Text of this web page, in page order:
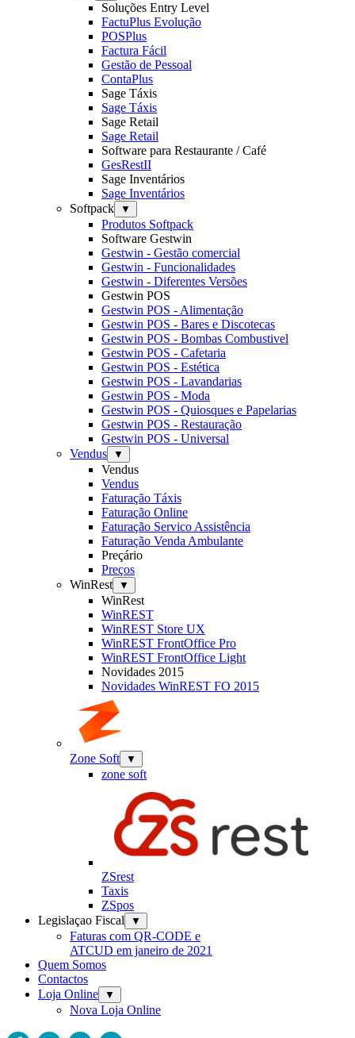
Soluções Entry Level
FactuPlus Evolução
POSPlus
Factura Fácil
Gestão de Pessoal
ContaPlus
Sage Táxis
Sage Táxis
Sage Retail
Sage Retail
Software para Restaurante / Café
GesRestII
Sage Inventários
Sage Inventários
Softpack
▼
Produtos Softpack
Software Gestwin
Gestwin - Gestão comercial
Gestwin - Funcionalidades
Gestwin - Diferentes Versões
Gestwin POS
Gestwin POS - Alimentação
Gestwin POS - Bares e Discotecas
Gestwin POS - Bombas Combustivel
Gestwin POS - Cafetaria
Gestwin POS - Estética
Gestwin POS - Lavandarias
Gestwin POS - Moda
Gestwin POS - Quiosques e Papelarias
Gestwin POS - Restauração
Gestwin POS - Universal
Vendus
▼
Vendus
Vendus
Faturação Táxis
Faturação Online
Faturação Servico Assistência
Faturação Venda Ambulante
Preçário
Preços
WinRest
▼
WinRest
WinREST
WinREST Store UX
WinREST FrontOffice Pro
WinREST FrontOffice Light
Novidades 2015
Novidades WinREST FO 2015
Zone Soft ▼
zone soft
ZSrest
Taxis
ZSpos
Legislaçao Fiscal
▼
Faturas com QR-CODE e
ATCUD em janeiro de 2021
Quem Somos
Contactos
Loja Online
▼
Nova Loja Online